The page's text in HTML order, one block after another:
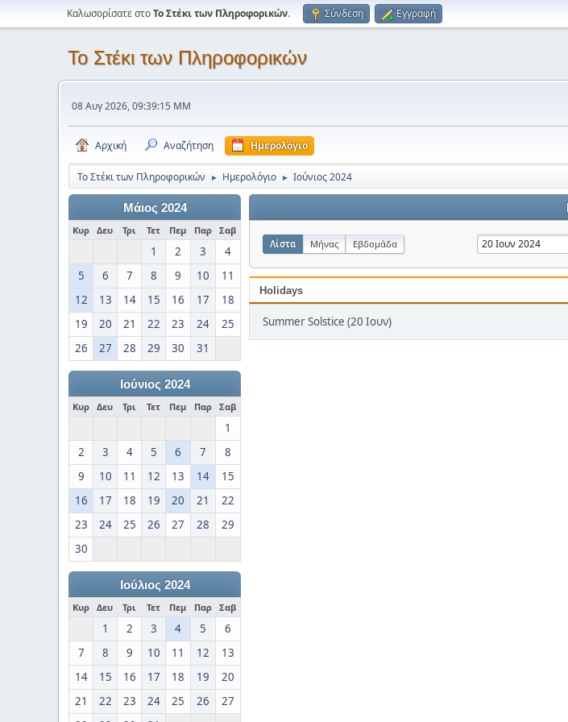
Καλωσορίσατε στοΤο Στέκι των Πληροφορικών. Σύνδεση Εγγραφή
Το Στέκι των Πληροφορικών
08 Αυγ 2026, 09:39:15 ΜΜ
Αρχική Αναζήτηση Ημερολόγιο
Το Στέκι των Πληροφορικών ► Ημερολόγιο ► Ιούνιος 2024
Μάιος 2024
Κυρ Δευ Τρι Τετ Πεμ Παρ Σαβ
1 2 3
4
5
6 7 8 9 10
11
12
13 14 15 16 17
18
19
20 21 22 23 24
25
26
27 28 29 30 31
Ιούνιος 2024
Κυρ Δευ Τρι Τετ Πεμ Παρ Σαβ
1
2
3 4 5 6 7
8
9
10 11 12 13 14
15
16
17 18 19 20 21
22
23
24 25 26 27 28
29
30
Ιούλιος 2024
Κυρ Δευ Τρι Τετ Πεμ Παρ Σαβ
1 2 3 4 5
6
7
8 9 10 11 12
13
14
15 16 17 18 19
20
21
22 23 24 25 26
27
Λίστα Μήνας Εβδομάδα
Holidays
Summer Solstice (20 Ιουν)